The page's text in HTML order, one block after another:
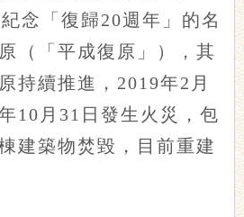
念「復歸20週年」的名
（「平成復原」），其
持續推進，2019年2月
10月31日發生火災，包
建築物焚毀，目前重建